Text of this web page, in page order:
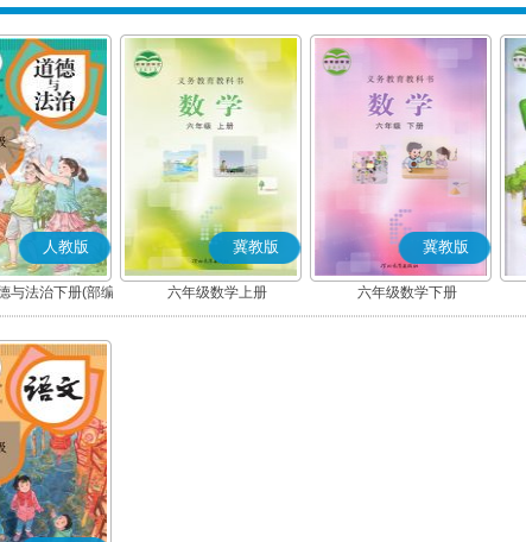
人教版
与法治下册(部编
版)
冀教版
六年级数学上册
冀教版
六年级数学下册